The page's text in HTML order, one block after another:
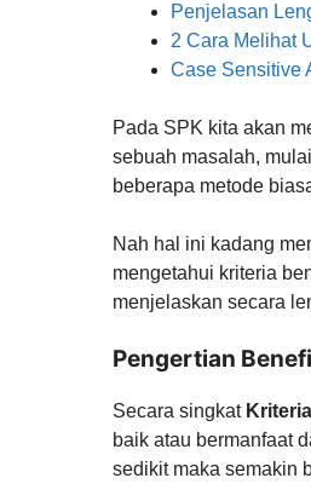
Penjelasan
2 Cara Melihat
Case Sensitive
Pada SPK kita akan
sebuah masalah,
beberapa metode
Nah hal ini kadang
mengetahui kriteria
menjelaskan secara
Pengertian
Secara singkat
baik atau bermanfaat
sedikit maka semakin